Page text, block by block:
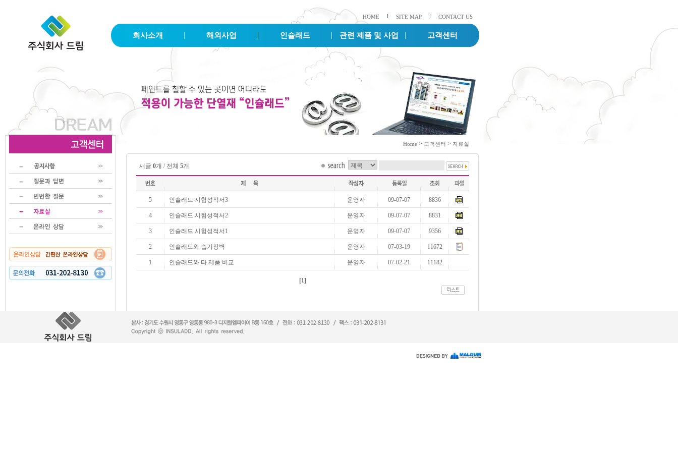
HOME SITE MAP CONTACT US
회사소개 해외사업 인슐래드 관련 제품 및 사업 고객센터
Home > 고객센터 > 자료실
새글 0개 / 전체 5개
5 인슐래드 시험성적서3 운영자 09-07-07 8836
4 인슐래드 시험성적서2 운영자 09-07-07 8831
3 인슐래드 시험성적서1 운영자 09-07-07 9356
2 인슐래드와 습기장벽 운영자 07-03-19 11672
1 인슐래드와 타 제품 비교 운영자 07-02-21 11182
[1]